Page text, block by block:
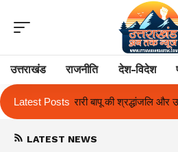
उत्तराखंड राजनीति देश-विदेश
Latest Posts
को सहायता ओलंपस हाई के इंटर-
LATEST NEWS